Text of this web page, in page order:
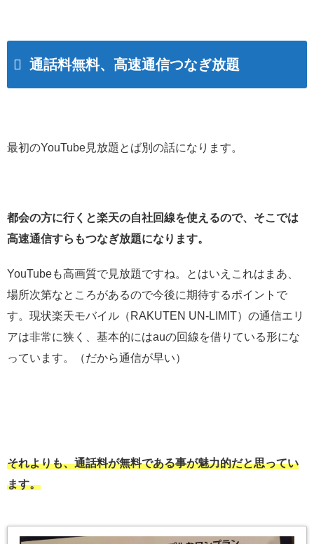
通話料無料、高速通信つなぎ放題
最初のYouTube見放題とば別の話になります。
都会の方に行くと楽天の自社回線を使えるので、そこでは
高速通信すらもつなぎ放題になります。
YouTubeも高画質で見放題ですね。とはいえこれはまあ、
場所次第なところがあるので今後に期待するポイントで
す。現状楽天モバイル（RAKUTEN UN-LIMIT）の通信エリ
アは非常に狭く、基本的にはauの回線を借りている形にな
っています。（だから通信が早い）
それよりも、通話料が無料である事が魅力的だと思ってい
ます。